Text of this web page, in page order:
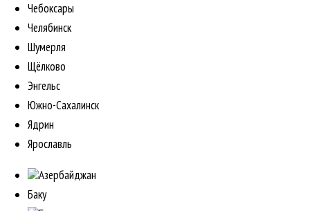
Чебоксары
Челябинск
Шумерля
Щёлково
Энгельс
Южно-Сахалинск
Ядрин
Ярославль
Азербайджан
Баку